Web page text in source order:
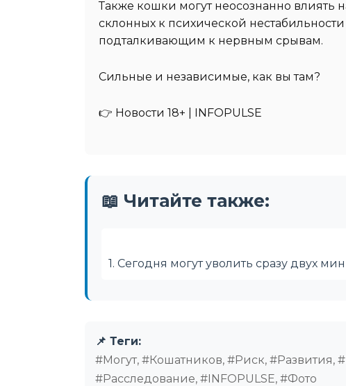
Также кошки могут неосознанно
склонных к психической
подталкивающим к нервным срывам.
Сильные и независимые, как вы там?
👉 Новости 18+ | INFOPULSE
📖 Читайте также:
1. Сегодня могут уволить сразу двух
📌 Теги:
#Могут, #Кошатников, #Риск,
#Расследование, #INFOPULSE, #Фото